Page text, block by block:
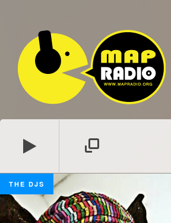
THE DJS